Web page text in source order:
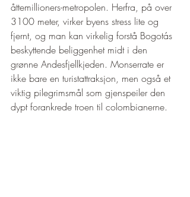
åttemillioners-metropolen. Herfra, på over
3100 meter, virker byens stress lite og
fjernt, og man kan virkelig forstå Bogotás
beskyttende beliggenhet midt i den
grønne Andesfjellkjeden. Monserrate er
ikke bare en turistattraksjon, men også et
viktig pilegrimsmål som gjenspeiler den
dypt forankrede troen til colombianerne.